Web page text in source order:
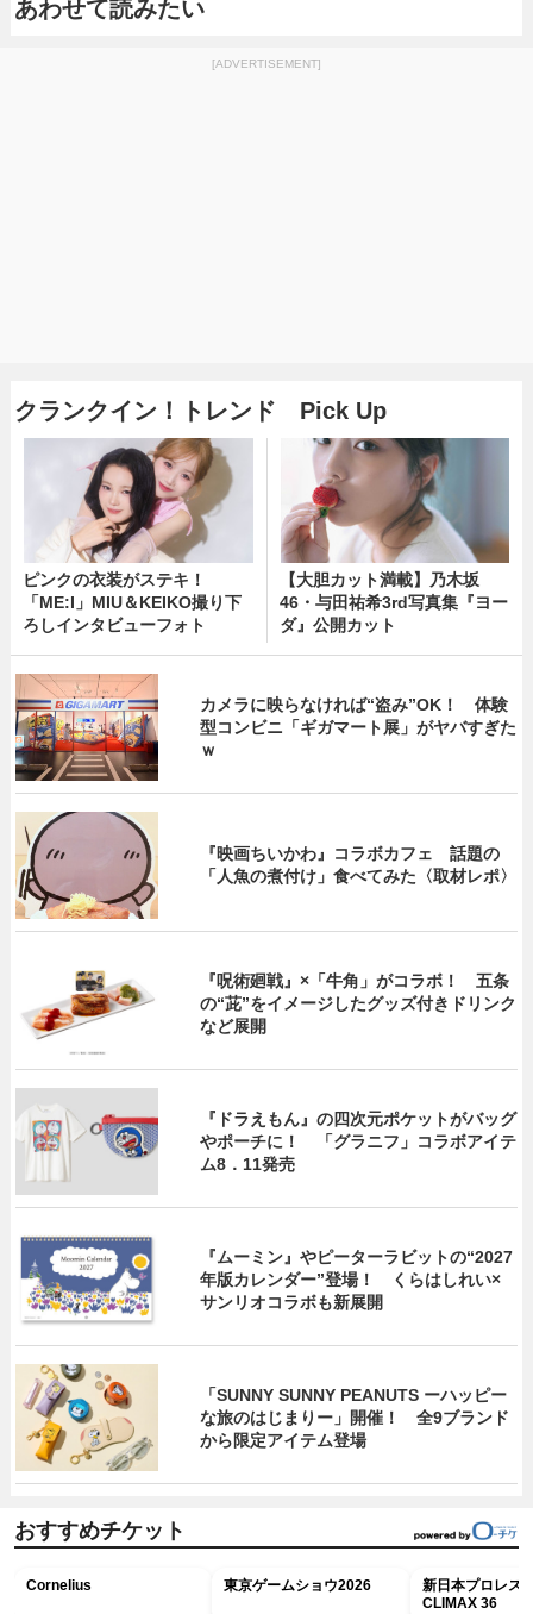
あわせて読みたい
[ADVERTISEMENT]
クランクイン！トレンド Pick Up
ピンクの衣装がステキ！
「ME:I」MIU＆KEIKO撮り下
ろしインタビューフォト
【大胆カット満載】乃木坂
46・与田祐希3rd写真集『ヨー
ダ』公開カット
カメラに映らなければ“盗み”OK！ 体験
型コンビニ「ギガマート展」がヤバすぎた
ｗ
『映画ちいかわ』コラボカフェ 話題の
「人魚の煮付け」食べてみた〈取材レポ〉
『呪術廻戦』×「牛角」がコラボ！ 五条
の“茈”をイメージしたグッズ付きドリンク
など展開
『ドラえもん』の四次元ポケットがバッグ
やポーチに！ 「グラニフ」コラボアイテ
ム8．11発売
『ムーミン』やピーターラビットの“2027
年版カレンダー”登場！ くらはしれい×
サンリオコラボも新展開
「SUNNY SUNNY PEANUTS ーハッピー
な旅のはじまりー」開催！ 全9ブランド
から限定アイテム登場
おすすめチケット
Cornelius 東京ゲームショウ2026
新日本プロレス
CLIMAX 36